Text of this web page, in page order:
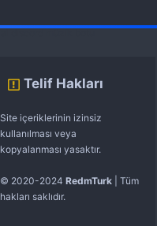
Telif Hakları
Site içeriklerinin izinsiz
kullanılması veya
kopyalanması yasaktır.
© 2020-2024 RedmTurk | Tüm
hakları saklıdır.